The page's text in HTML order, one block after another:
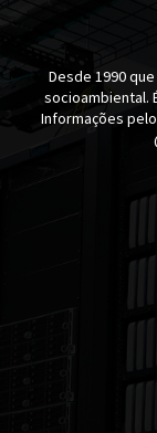
Desde 1990
socioambiental.
Informações